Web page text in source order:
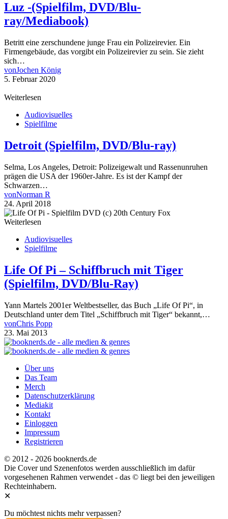
Luz -(Spielfilm, DVD/Blu-
ray/Mediabook)
Betritt eine zerschundene junge Frau ein Polizeirevier. Ein
Firmengebäude, das vorgibt ein Polizeirevier zu sein. Sie zieht
sich…
vonJochen König
5. Februar 2020
Weiterlesen
Audiovisuelles
Spielfilme
Detroit (Spielfilm, DVD/Blu-ray)
Selma, Los Angeles, Detroit: Polizeigewalt und Rassenunruhen
prägen die USA der 1960er-Jahre. Es ist der Kampf der
Schwarzen…
vonNorman R
24. April 2018
Weiterlesen
Audiovisuelles
Spielfilme
Life Of Pi – Schiffbruch mit Tiger
(Spielfilm, DVD/Blu-Ray)
Yann Martels 2001er Weltbestseller, das Buch „Life Of Pi“, in
Deutschland unter dem Titel „Schiffbruch mit Tiger“ bekannt,…
vonChris Popp
23. Mai 2013
Über uns
Das Team
Merch
Datenschutzerklärung
Mediakit
Kontakt
Einloggen
Impressum
Registrieren
© 2012 - 2026 booknerds.de
Die Cover und Szenenfotos werden ausschließlich im dafür
vorgesehenen Rahmen verwendet - das © liegt bei den jeweiligen
Rechteinhabern.
✕
Du möchtest nichts mehr verpassen?